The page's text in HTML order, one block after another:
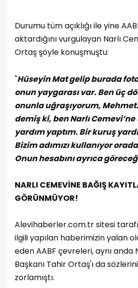
Durumu tüm açıklığı ile yine
aktardığını vurgulayan Narlı
Ortaş şöyle konuşmuştu:
"Hüseyin Mat gelip burada
onun yaygarası var. Ben üç
onunla uğraşıyorum,
demiş ki, ben Narlı
yardım yaptım. Bir kuruş
Bizim adımızı kullanıyor
Onun hesabını ayrıca
NARLI CEMEVİNE BAĞIŞ
GÖRÜNMÜYOR!
Alevihaberler.com.tr sitesi
ilgili yapılan haberimizin yalan
eden AABF çevreleri, aynı anda
Başkanı Tahir Ortaş'ı da
zorlamıştı.